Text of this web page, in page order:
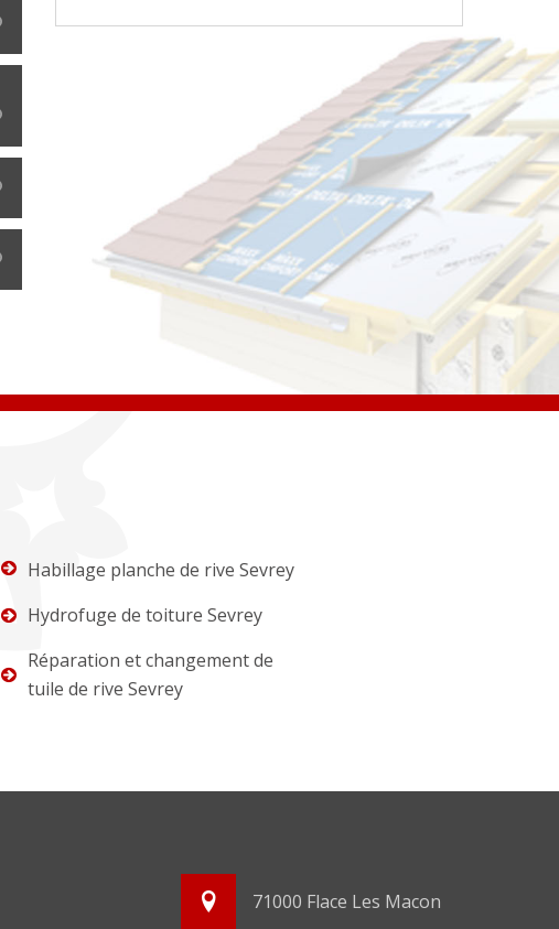
Habillage planche de rive Sevrey
Hydrofuge de toiture Sevrey
Réparation et changement de
tuile de rive Sevrey
71000 Flace Les Macon